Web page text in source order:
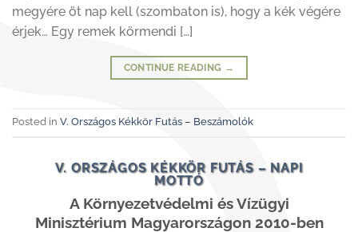
megyére öt nap kell (szombaton is), hogy a kék végére
érjek… Egy remek körmendi […]
CONTINUE READING →
Posted in V. Országos Kékkör Futás – Beszámolók
V. ORSZÁGOS KÉKKÖR FUTÁS – NAPI
MOTTÓ
A Környezetvédelmi és Vízügyi
Minisztérium Magyarországon 2010-ben